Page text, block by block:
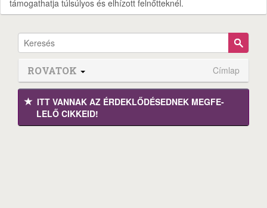
támogathatja túlsúlyos és elhízott felnőtteknél.
ROVATOK Címlap
ITT VANNAK AZ ÉRDEK­LŐDÉ­SEDNEK MEGFE­
LELŐ CIKKEID!